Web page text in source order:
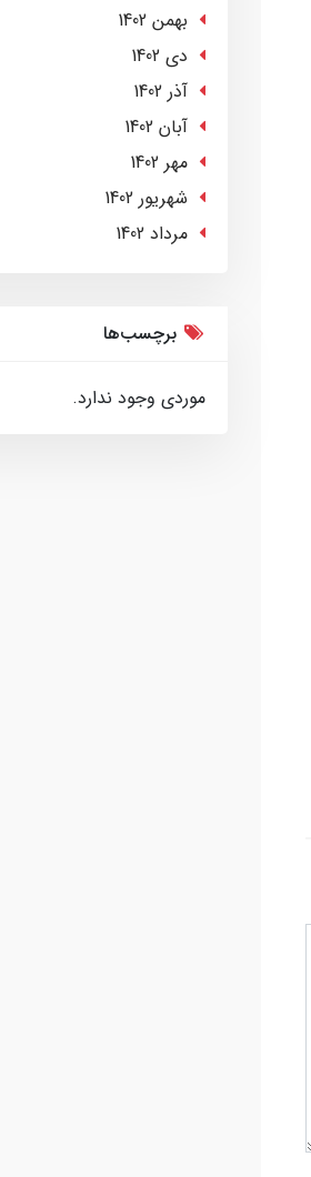
بهمن 1402
دی 1402
آذر 1402
آبان 1402
مهر 1402
شهریور 1402
مرداد 1402
برچسب‌ها
موردی وجود ندارد.